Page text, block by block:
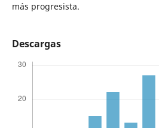
más progresista.
Descargas